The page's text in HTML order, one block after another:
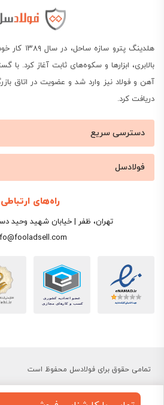
هلدینگ
بالابری، ابزارها و سکوه‌های ثابت آغاز کرد.
آهن و فولاد نیز وارد شد و عضویت در اتاق
دریافت کرد.
دسترسی سریع
فولادسل
راه‌های ارتباطی
تهران، ظفر | خیابان شهید وحید
تمامی حقوق برای فولادسل محفوظ است